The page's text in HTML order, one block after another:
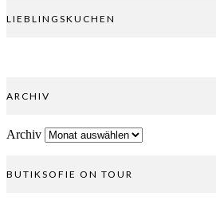
LIEBLINGSKUCHEN
ARCHIV
Archiv
BUTIKSOFIE ON TOUR